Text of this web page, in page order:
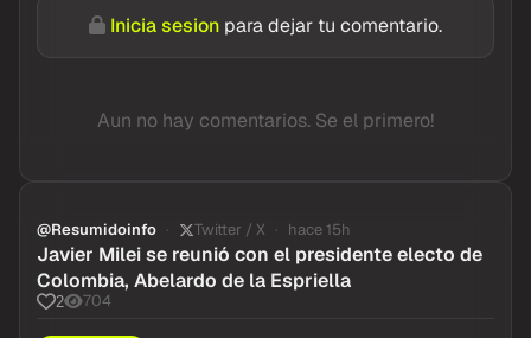
Inicia sesion para dejar tu comentario.
Aun no hay comentarios. Se el primero!
@Resumidoinfo Twitter / X hace 15h
Javier Milei se reunió con el presidente electo de
Colombia, Abelardo de la Espriella
2 704